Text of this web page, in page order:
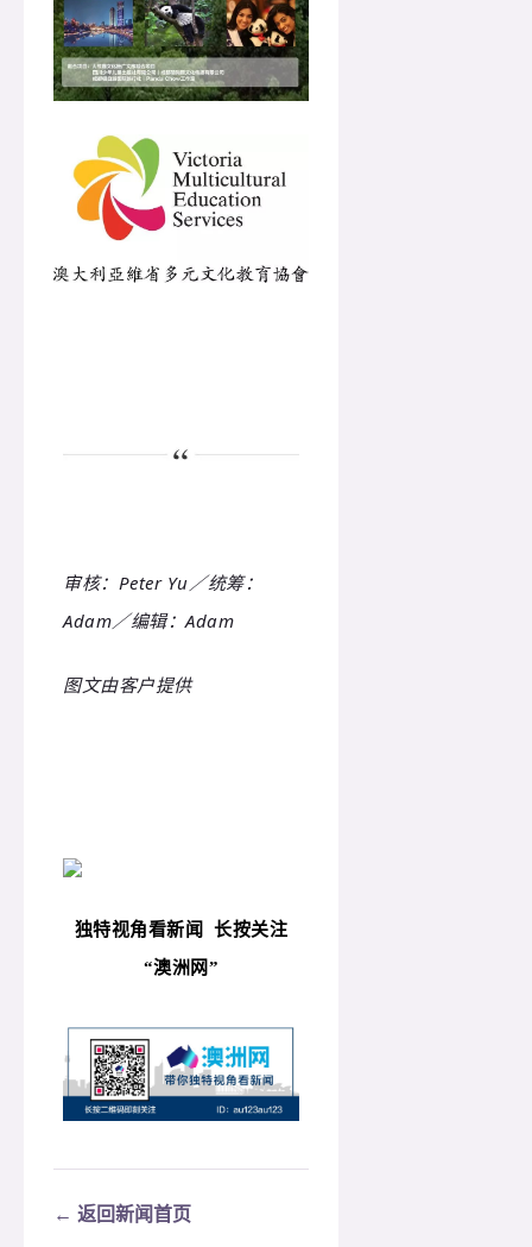
审核：Peter Yu／统筹：
Adam／编辑：Adam
图文由客户提供
独特视角看新闻长按关注
“澳洲网”
← 返回新闻首页